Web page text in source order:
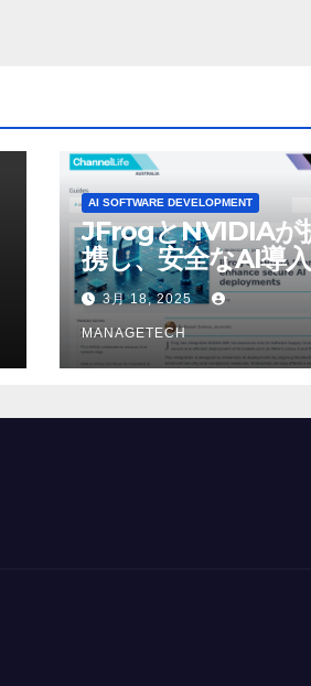
AI SOFTWARE DEVELOPMENT
JFrogとNVIDIAが
携し、安全なAI導
強化
3月 18, 2025
MANAGETECH